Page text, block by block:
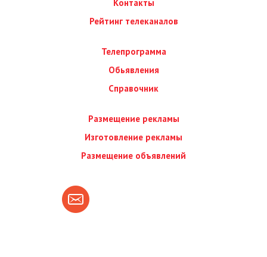
Контакты
Рейтинг телеканалов
Телепрограмма
Обьявления
Справочник
Размещение рекламы
Изготовление рекламы
Размещение объявлений